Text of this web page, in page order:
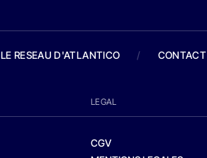
LE RESEAU D'ATLANTICO / CONTACT
LEGAL
CGV